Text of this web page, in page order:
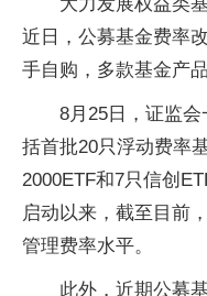
近日，公募基金费率
手自购，多款基金产
8月25日，证监
括首批20只浮动费率
2000ETF和7只信创
启动以来，截至目前
管理费率水平。
此外，近期公募